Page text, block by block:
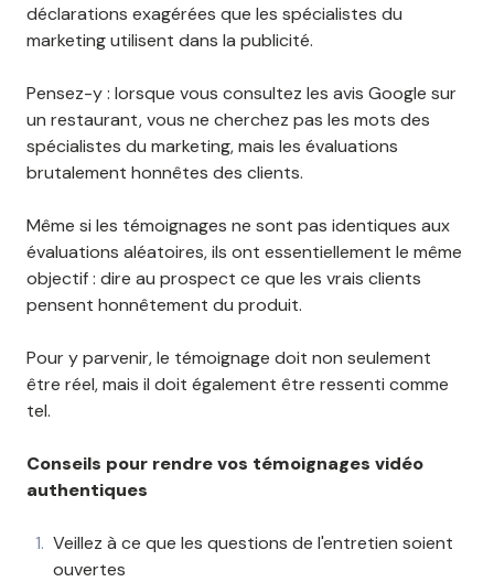
déclarations exagérées que les spécialistes du
marketing utilisent dans la publicité.
Pensez-y : lorsque vous consultez les avis Google sur
un restaurant, vous ne cherchez pas les mots des
spécialistes du marketing, mais les évaluations
brutalement honnêtes des clients.
Même si les témoignages ne sont pas identiques aux
évaluations aléatoires, ils ont essentiellement le même
objectif : dire au prospect ce que les vrais clients
pensent honnêtement du produit.
Pour y parvenir, le témoignage doit non seulement
être réel, mais il doit également être ressenti comme
tel.
Conseils pour rendre vos témoignages vidéo
authentiques
Veillez à ce que les questions de l'entretien soient
ouvertes